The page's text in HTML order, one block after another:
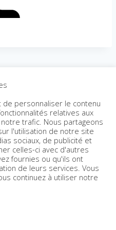
personnaliser le contenu
relatives aux
trafic. Nous partageons
l'utilisation de notre site
sociaux, de publicité et
celles-ci avec d'autres
fournies ou qu'ils ont
de leurs services. Vous
continuez à utiliser notre